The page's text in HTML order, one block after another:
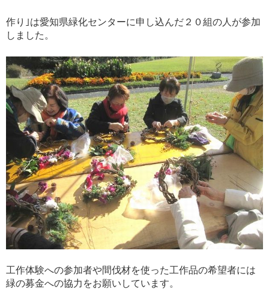
作り｣は愛知県緑化センターに申し込んだ２０組の人が参加
しました。
工作体験への参加者や間伐材を使った工作品の希望者には
緑の募金への協力をお願いしています。